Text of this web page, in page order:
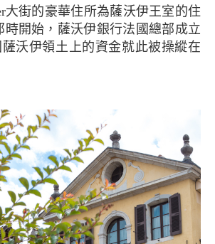
時開始，薩沃伊銀行法國總部成立
沃伊領土上的資金就此被操縱在